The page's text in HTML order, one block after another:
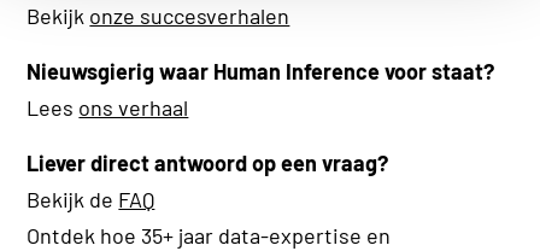
Bekijk onze succesverhalen
Nieuwsgierig waar Human Inference voor staat?
Lees ons verhaal
Liever direct antwoord op een vraag?
Bekijk de FAQ
Ontdek hoe 35+ jaar data-expertise en